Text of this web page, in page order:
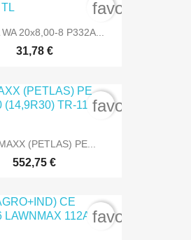
WA 20x8,00-8 P332A...
31,78 €
(PETLAS) PE...
552,75 €